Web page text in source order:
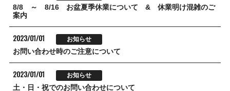
8/8 ～ 8/16 お盆夏季休業について & 休業明け混雑のご
案内
2023/01/01 お知らせ
お問い合わせ時のご注意について
2023/01/01 お知らせ
土・日・祝でのお問い合わせについて